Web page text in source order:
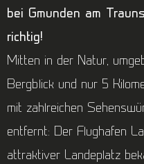
bei Gmunden am
richtig!
Mitten in der Natur,
Bergblick und nur 5
mit zahlreichen
entfernt: Der Flughafen
attraktiver Landeplatz